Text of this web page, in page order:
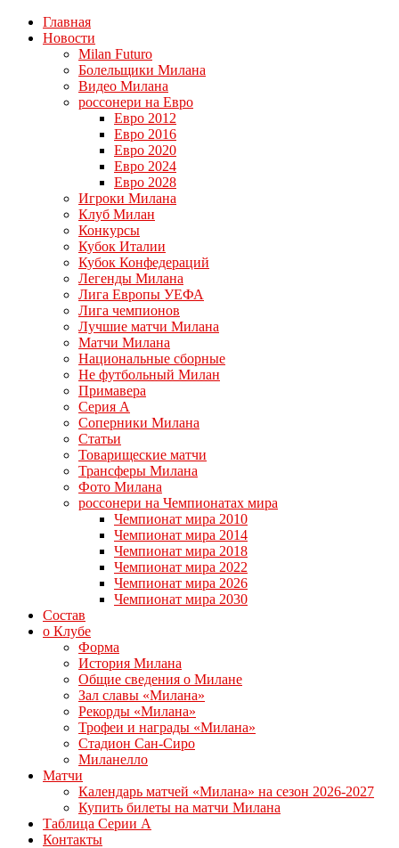
Главная
Новости
Milan Futuro
Болельщики Милана
Видео Милана
россонери на Евро
Евро 2012
Евро 2016
Евро 2020
Евро 2024
Евро 2028
Игроки Милана
Клуб Милан
Конкурсы
Кубок Италии
Кубок Конфедераций
Легенды Милана
Лига Европы УЕФА
Лига чемпионов
Лучшие матчи Милана
Матчи Милана
Национальные сборные
Не футбольный Милан
Примавера
Серия А
Соперники Милана
Статьи
Товарищеские матчи
Трансферы Милана
Фото Милана
россонери на Чемпионатах мира
Чемпионат мира 2010
Чемпионат мира 2014
Чемпионат мира 2018
Чемпионат мира 2022
Чемпионат мира 2026
Чемпионат мира 2030
Состав
о Клубе
Форма
История Милана
Общие сведения о Милане
Зал славы «Милана»
Рекорды «Милана»
Трофеи и награды «Милана»
Стадион Сан-Сиро
Миланелло
Матчи
Календарь матчей «Милана» на сезон 2026-2027
Купить билеты на матчи Милана
Таблица Серии А
Контакты